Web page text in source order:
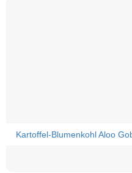
Kartoffel-Blumenkohl Aloo